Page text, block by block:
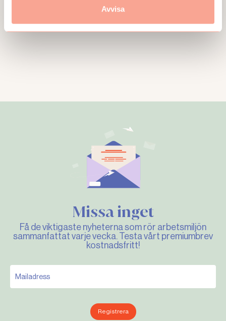
Avvisa
Missa inget
Få de viktigaste nyheterna som rör arbetsmiljön
sammanfattat varje vecka. Testa vårt premiumbrev
kostnadsfritt!
Registrera